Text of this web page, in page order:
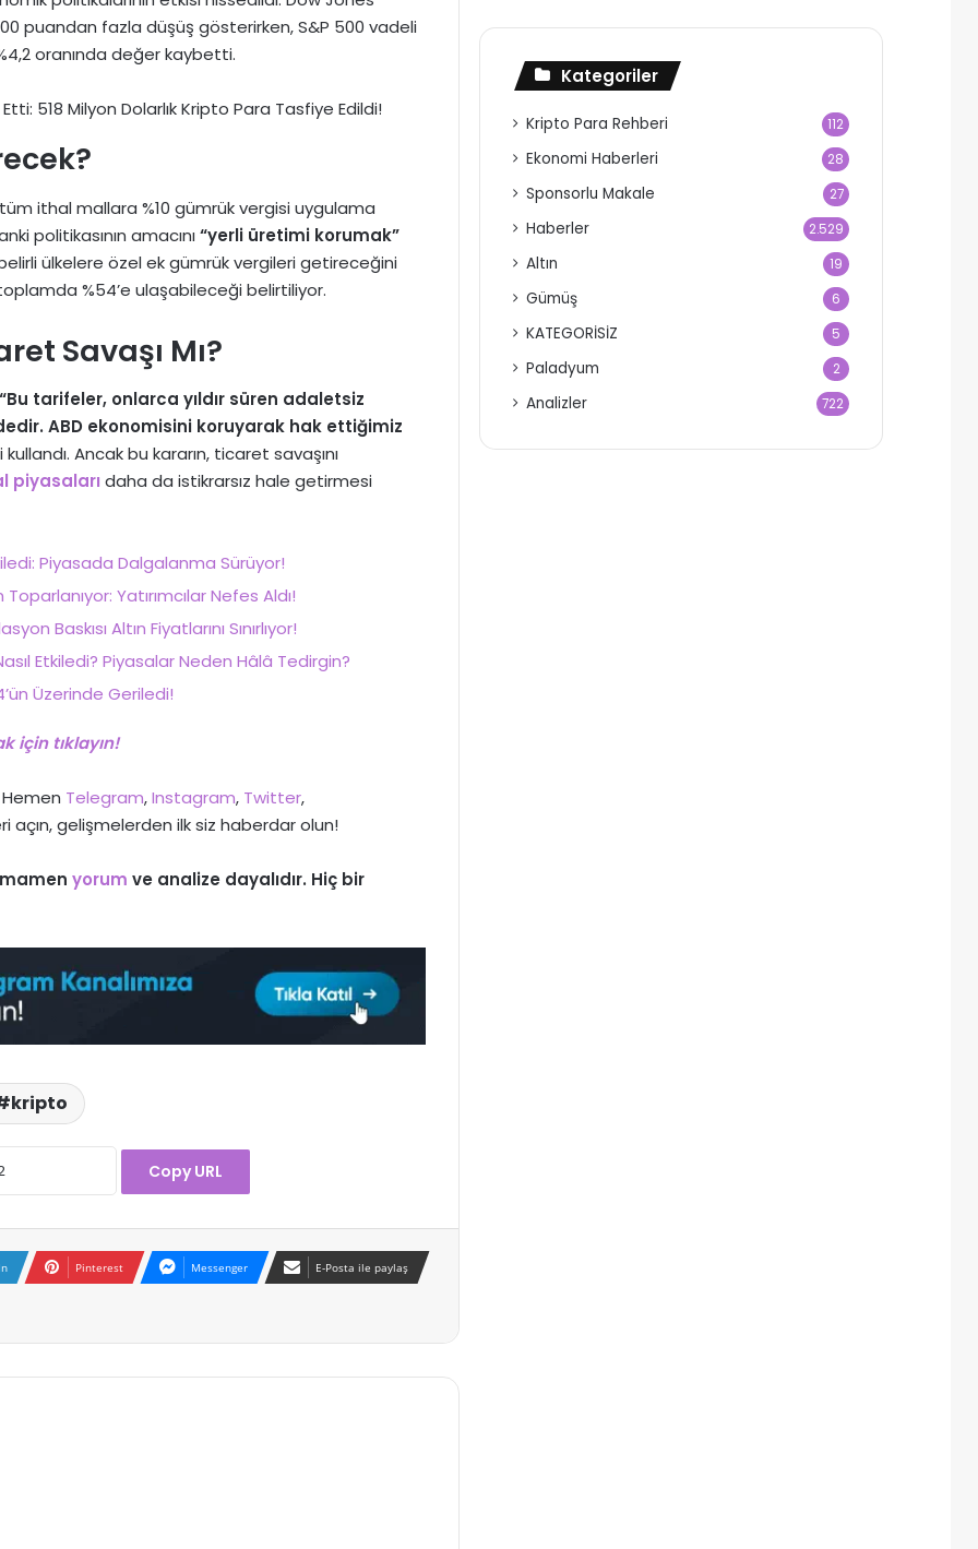
puandan fazla düşüş gösterirken, S&P 500 vadeli
oranında değer kaybetti.
ithal mallara %10 gümrük vergisi uygulama
politikasının amacını“yerli üretimi korumak”
ülkelere özel ek gümrük vergileri getireceğini
%54’e ulaşabileceği belirtiliyor.
Savaşı Mı?
“Bu tarifeler, onlarca yıldır süren adaletsiz
ABD ekonomisini koruyarak hak ettiğimiz
Ancak bu kararın, ticaret savaşını
piyasaları daha da istikrarsız hale getirmesi
Piyasada Dalgalanma Sürüyor!
Yatırımcılar Nefes Aldı!
Baskısı Altın Fiyatlarını Sınırlıyor!
Etkiledi? Piyasalar Neden Hâlâ Tedirgin?
Üzerinde Geriledi!
için tıklayın!
Telegram,Instagram, Twitter,
açın, gelişmelerden ilk siz haberdar olun!
yorum ve analize dayalıdır. Hiç bir
kripto
Copy URL
Pinterest Messenger E-Posta ile paylaş
Sürüyor: Bitcoin 90.000 Dolar Eşiğini
Kategoriler
Kripto Para Rehberi 112
Ekonomi Haberleri 28
Sponsorlu Makale 27
Haberler 2.529
Altın 19
Gümüş 6
KATEGORİSİZ 5
Paladyum 2
Analizler 722